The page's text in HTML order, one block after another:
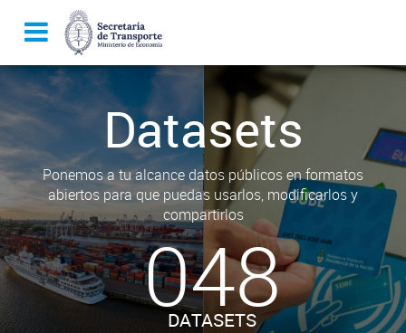
Datasets
Ponemos a tu alcance datos públicos en formatos
abiertos para que puedas usarlos, modificarlos y
compartirlos
048
DATASETS